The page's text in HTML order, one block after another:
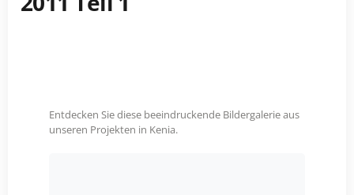
Entdecken Sie diese beeindruckende Bildergalerie aus
unseren Projekten in Kenia.